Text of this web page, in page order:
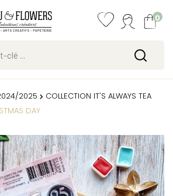
0
2025
COLLECTION IT'S ALWAYS TEA
DAY